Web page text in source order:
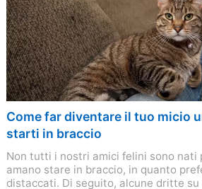
Come far diventare il tuo micio
starti in braccio
Non tutti i nostri amici felini sono nati
amano stare in braccio, in quanto
distaccati. Di seguito, alcune dritte su